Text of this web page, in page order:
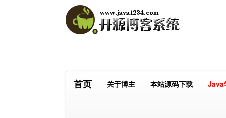
首页 关于博主 本站源码下载 Java